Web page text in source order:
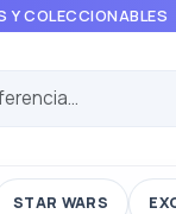
Y COLECCIONABLES
STAR WARS